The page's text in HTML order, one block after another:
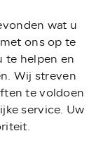
wat u
ons op te
te helpen en
Wij streven
te voldoen
service. Uw